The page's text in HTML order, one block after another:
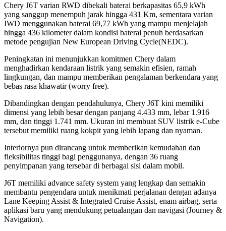
Chery J6T varian RWD dibekali baterai berkapasitas 65,9 kWh
yang sanggup menempuh jarak hingga 431 Km, sementara varian
IWD menggunakan baterai 69,77 kWh yang mampu menjelajah
hingga 436 kilometer dalam kondisi baterai penuh berdasarkan
metode pengujian New European Driving Cycle(NEDC).
Peningkatan ini menunjukkan komitmen Chery dalam
menghadirkan kendaraan listrik yang semakin efisien, ramah
lingkungan, dan mampu memberikan pengalaman berkendara yang
bebas rasa khawatir(worry free).
Dibandingkan dengan pendahulunya, Chery J6T kini memiliki
dimensi yang lebih besar dengan panjang 4.433 mm, lebar 1.916
mm, dan tinggi 1.741 mm. Ukuran ini membuat SUV listrik e-Cube
tersebut memiliki ruang kokpit yang lebih lapang dan nyaman.
Interiornya pun dirancang untuk memberikan kemudahan dan
fleksibilitas tinggi bagi penggunanya, dengan 36 ruang
penyimpanan yang tersebar di berbagai sisi dalam mobil.
J6T memiliki advance safety system yang lengkap dan semakin
membantu pengendara untuk menikmati perjalanan dengan adanya
Lane Keeping Assist & Integrated Cruise Assist, enam airbag, serta
aplikasi baru yang mendukung petualangan dan navigasi (Journey &
Navigation).